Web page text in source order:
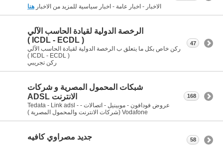
الاخبار - اخبار عامة - اخبار سياسية للمزيد من الاخبار هنا
الرخصة الدولية لقيادة الحاسب الآلي
( ICDL - ECDL )
ركن خاص بكل ما يتعلق ب الرخصة الدولية لقيادة الحاسب الآلي
( ICDL - ECDL )
ركن تجريبي
47
شبكات المحمول المصرية و شركات
الانترنت ADSL
عروض فودافون - موبينيل - اتصالات - Tedata - Link adsl -
Vodafone (شركات الانترنت والمحمول المصرية )
168
جديد مصراوي كافيه 58